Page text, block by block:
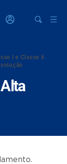
I e Classe Ii